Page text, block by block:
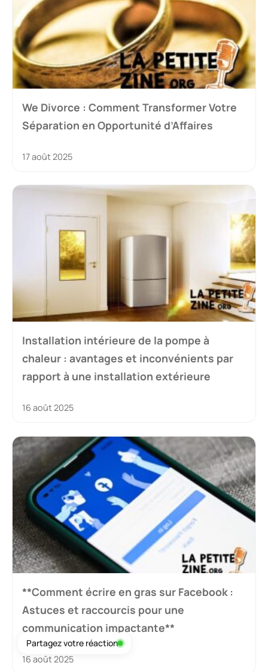
We Divorce : Comment Transformer Votre
Séparation en Opportunité d’Affaires
17 août 2025
Installation intérieure de la pompe à
chaleur : avantages et inconvénients par
rapport à une installation extérieure
16 août 2025
**Comment écrire en gras sur Facebook :
Astuces et raccourcis pour une
communication impactante**
16 août 2025
Partagez votre réaction